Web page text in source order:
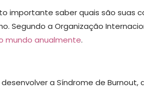
importante saber quais são suas
Segundo a Organização
mundo anualmente.
a Síndrome de Burnout,